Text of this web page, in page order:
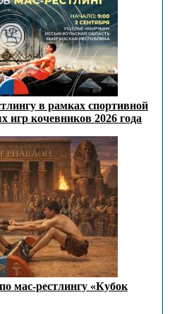
в рамках спортивной
кочевников 2026 года
мас-рестлингу «Кубок